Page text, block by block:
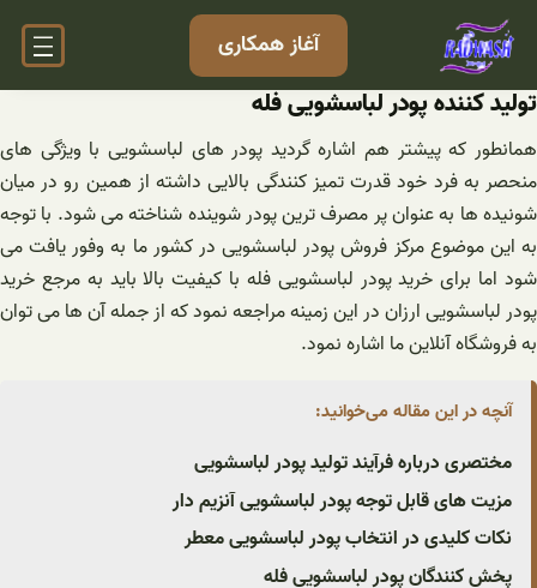
رفتن
آغاز همکاری
تولید کننده پودر لباسشویی فله
همانطور که پیشتر هم اشاره گردید پودر های لباسشویی با ویژگی های
منحصر به فرد خود قدرت تمیز کنندگی بالایی داشته از همین رو در میان
شونیده ها به عنوان پر مصرف ترین پودر شوینده شناخته می شود. با توجه
به این موضوع مرکز فروش پودر لباسشویی در کشور ما به وفور یافت می
شود اما برای خرید پودر لباسشویی فله با کیفیت بالا باید به مرجع خرید
پودر لباسشویی ارزان در این زمینه مراجعه نمود که از جمله آن ها می توان
به فروشگاه آنلاین ما اشاره نمود.
آنچه در این مقاله می‌خوانید:
مختصری درباره فرآیند تولید پودر لباسشویی
مزیت های قابل توجه پودر لباسشویی آنزیم دار
نکات کلیدی در انتخاب پودر لباسشویی معطر
پخش کنندگان پودر لباسشویی فله